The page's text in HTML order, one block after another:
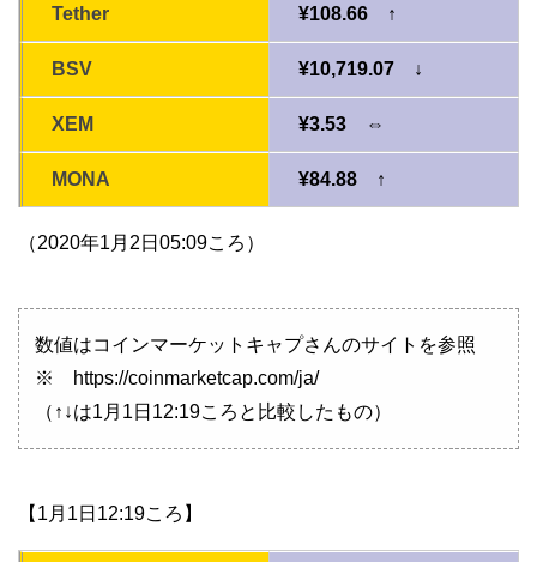
Tether ¥108.66 ↑
BSV ¥10,719.07 ↓
XEM ¥3.53 ⇔
MONA ¥84.88 ↑
（2020年1月2日05:09ころ）
数値はコインマーケットキャプさんのサイトを参照
※ https://coinmarketcap.com/ja/
（↑↓は1月1日12:19ころと比較したもの）
【1月1日12:19ころ】